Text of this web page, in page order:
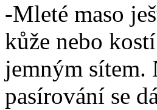
-Mleté maso
kůže nebo
jemným sítem.
pasírování se